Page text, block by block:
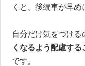
くと、後続車が早め
自分だけ気をつける
くなるよう配慮する
です。